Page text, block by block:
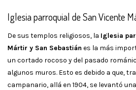
Iglesia parroquial de San Vicente
De sus templos religiosos, la Iglesia
Mártir y San Sebastián es la más
un cortado rocoso y del pasado
algunos muros. Esto es debido a que,
campanario, allá en 1904, se levantó